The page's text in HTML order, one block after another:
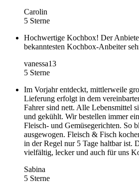
Carolin
5 Sterne
Hochwertige Kochbox! Der
bekanntesten Kochbox-Anbeiter
vanessa13
5 Sterne
Im Vorjahr entdeckt, mittlerweile
Lieferung erfolgt in dem
Fahrer sind nett. Alle Lebensmittel
und gekühlt. Wir bestellen immer
Fleisch- und Gemüsegerichten. So
ausgewogen. Fleisch & Fisch
in der Regel nur 5 Tage haltbar ist.
vielfältig, lecker und auch für uns
Sabina
5 Sterne